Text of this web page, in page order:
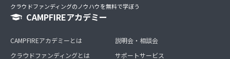
クラウドファンディングのノウハウを無料で学ぼう
CAMPFIREアカデミー
CAMPFIREアカデミーとは
クラウドファンディングとは
説明会・相談会
サポートサービス